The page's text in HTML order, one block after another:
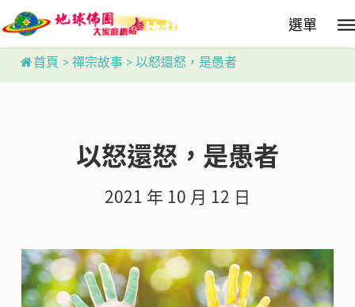
to
main
content
選單
首頁 > 禪宗故事 > 以怒還怒，是愚者
以怒還怒，是愚者
2021 年 10 月 12 日